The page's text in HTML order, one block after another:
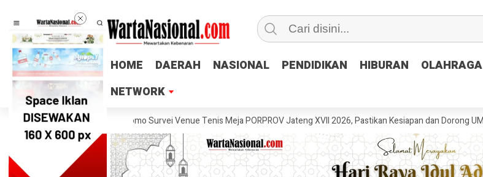
HOME DAERAH NASIONAL PENDIDIKAN HIBURAN OLAHRAGA
NETWORK
HOME DAERAH NASIONAL PENDIDIKAN HIBURAN OLAHRAGA
NETWORK
Arry Dwiko Utomo Survei Venue Tenis Meja PORPROV Jateng XVII 2026, Pastikan Kesiapan dan Dorong UMKM Lokal